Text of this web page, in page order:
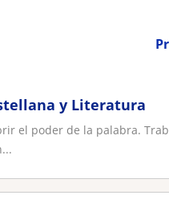
y Literatura
el poder de la palabra.